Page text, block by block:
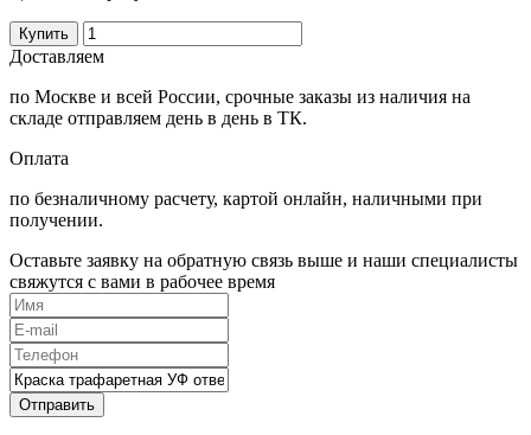
Купить
Доставляем
по Москве и всей России, срочные заказы из наличия на
складе отправляем день в день в ТК.
Оплата
по безналичному расчету, картой онлайн, наличными при
получении.
Оставьте заявку на обратную связь выше и наши специалисты
свяжутся с вами в рабочее время
Отправить